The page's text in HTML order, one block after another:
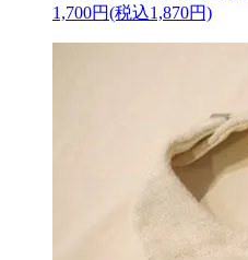
1,700円(税込1,870円)